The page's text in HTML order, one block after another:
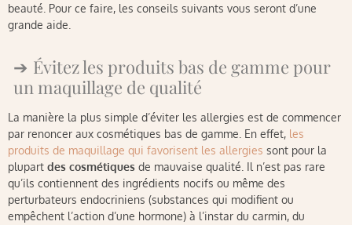
beauté. Pour ce faire, les conseils suivants vous seront d’une
grande aide.
Évitez les produits bas de gamme pour
un maquillage de qualité
La manière la plus simple d’éviter les allergies est de commencer
par renoncer aux cosmétiques bas de gamme. En effet, les
produits de maquillage qui favorisent les allergies sont pour la
plupart des cosmétiques de mauvaise qualité. Il n’est pas rare
qu’ils contiennent des ingrédients nocifs ou même des
perturbateurs endocriniens (substances qui modifient ou
empêchent l’action d’une hormone) à l’instar du carmin, du